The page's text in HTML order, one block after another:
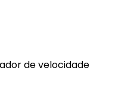
de velocidade